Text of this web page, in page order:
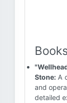
Stone: A
and
detailed